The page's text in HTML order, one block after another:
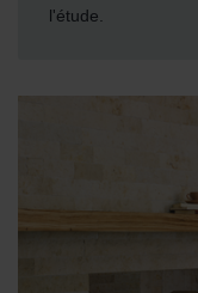
l'étude.